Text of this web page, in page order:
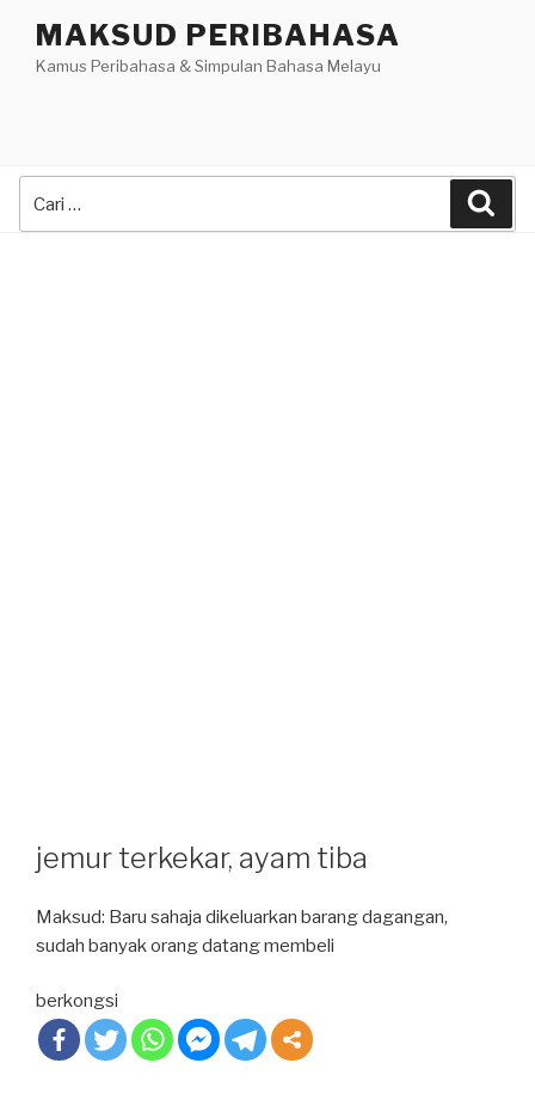
content
MAKSUD PERIBAHASA
Kamus Peribahasa & Simpulan Bahasa Melayu
jemur terkekar, ayam tiba
Maksud: Baru sahaja dikeluarkan barang dagangan,
sudah banyak orang datang membeli
berkongsi